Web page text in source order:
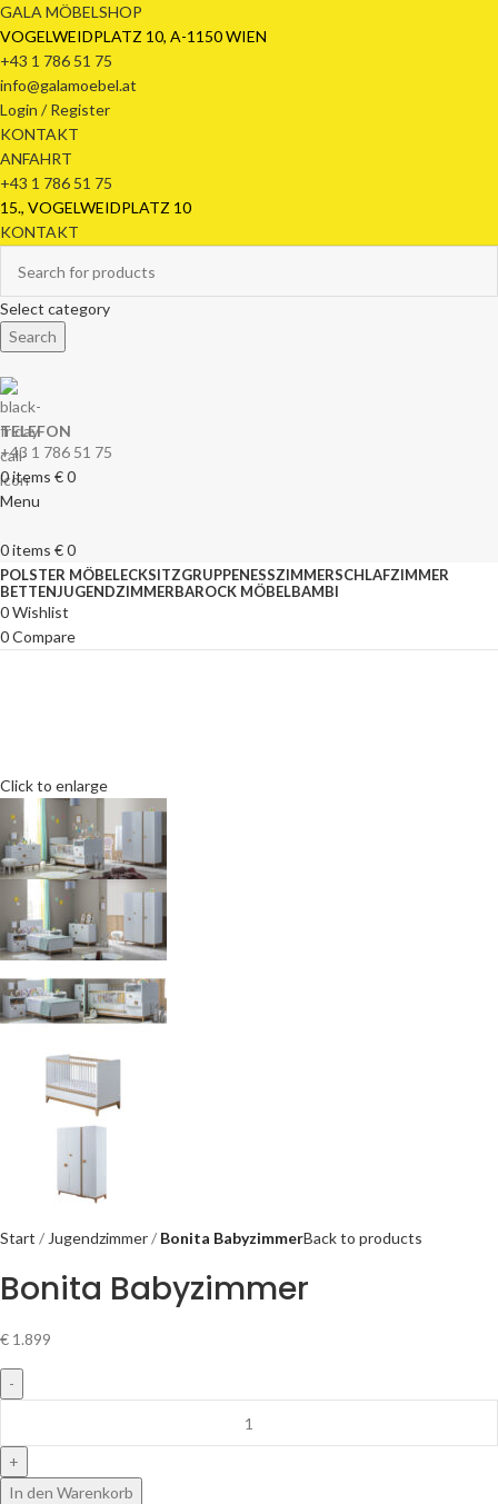
GALA MÖBELSHOP
VOGELWEIDPLATZ 10, A-1150 WIEN
+43 1 786 51 75
info@galamoebel.at
Login / Register
KONTAKT
ANFAHRT
+43 1 786 51 75
15., VOGELWEIDPLATZ 10
KONTAKT
Select category
Search
TELEFON
+43 1 786 51 75
0items €0
Menu
0items €0
POLSTER MÖBELECKSITZGRUPPENESSZIMMERSCHLAFZIMMER
BETTENJUGENDZIMMERBAROCK MÖBELBAMBI
0Wishlist
0Compare
Click to enlarge
Start Jugendzimmer Bonita BabyzimmerBack to products
Bonita Babyzimmer
€ 1.899
In den Warenkorb